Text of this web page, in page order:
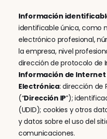
Información
identificable única, como
electrónico profesional,
la empresa, nivel
dirección de protocolo de
Información de
Electrónica: dirección de
(“Dirección IP”);
(UDID); cookies y otros
y datos sobre el uso del
comunicaciones.